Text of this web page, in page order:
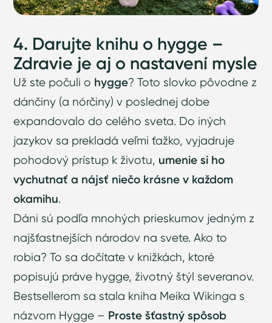
4. Darujte knihu o hygge –
Zdravie je aj o nastavení mysle
Už ste počuli o hygge? Toto slovko pôvodne z
dánčiny (a nórčiny) v poslednej dobe
expandovalo do celého sveta. Do iných
jazykov sa prekladá veľmi ťažko, vyjadruje
pohodový prístup k životu, umenie si ho
vychutnať a nájsť niečo krásne v každom
okamihu.
Dáni sú podľa mnohých prieskumov jedným z
najšťastnejších národov na svete. Ako to
robia? To sa dočítate v knižkách, ktoré
popisujú práve hygge, životný štýl severanov.
Bestsellerom sa stala kniha Meika Wikinga s
názvom Hygge – Proste šťastný spôsob